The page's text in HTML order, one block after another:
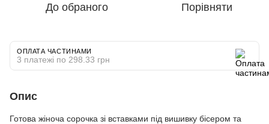
До обраного Порівняти
ОПЛАТА ЧАСТИНАМИ
3 платежі по 298.33 грн
Опис
Готова жіноча сорочка зі вставками під вишивку бісером та